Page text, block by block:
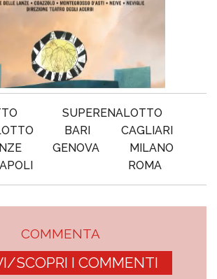
SUPERENALOTTO
BARI
CAGLIARI
GENOVA
MILANO
ROMA
COMMENTA
SCOPRI I COMMENTI